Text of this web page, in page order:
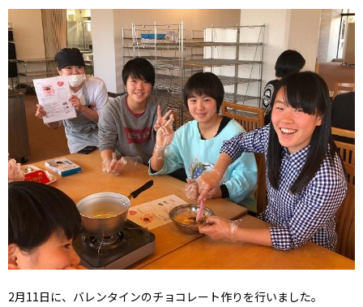
2月11日に、バレンタインのチョコレート作りを行いました。